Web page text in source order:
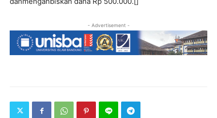
- Advertisement -